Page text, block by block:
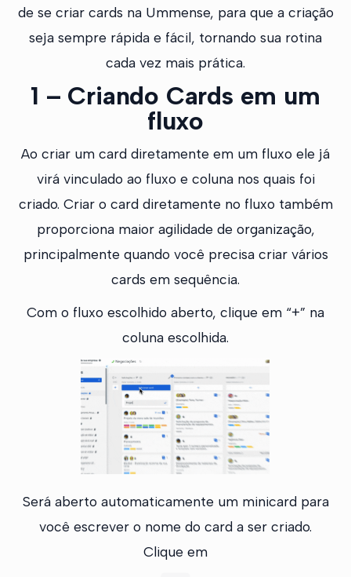
de se criar cards na Ummense, para que a criação
seja sempre rápida e fácil, tornando sua rotina
cada vez mais prática.
1 – Criando Cards em um
fluxo
Ao criar um card diretamente em um fluxo ele já
virá vinculado ao fluxo e coluna nos quais foi
criado. Criar o card diretamente no fluxo também
proporciona maior agilidade de organização,
principalmente quando você precisa criar vários
cards em sequência.
Com o fluxo escolhido aberto, clique em “+” na
coluna escolhida.
Será aberto automaticamente um minicard para
você escrever o nome do card a ser criado.
Clique em